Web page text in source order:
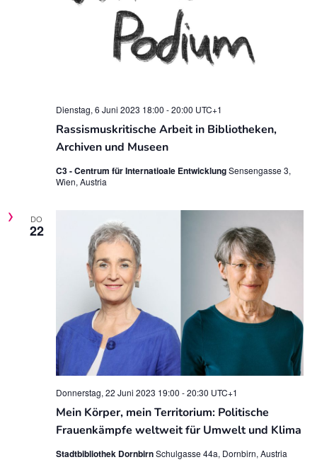
Rassismuskritische Arbeit in Bibliotheken,
Archiven und Museen
Dienstag, 6 Juni 2023 18:00 -20:00 UTC+1
C3 - Centrum für Internatioale EntwicklungSensengasse 3,
Wien, Austria
DO
22
Mein Körper, mein Territorium: Politische
Frauenkämpfe weltweit für Umwelt und Klima
Donnerstag, 22 Juni 2023 19:00 -20:30 UTC+1
Stadtbibliothek DornbirnSchulgasse 44a, Dornbirn, Austria